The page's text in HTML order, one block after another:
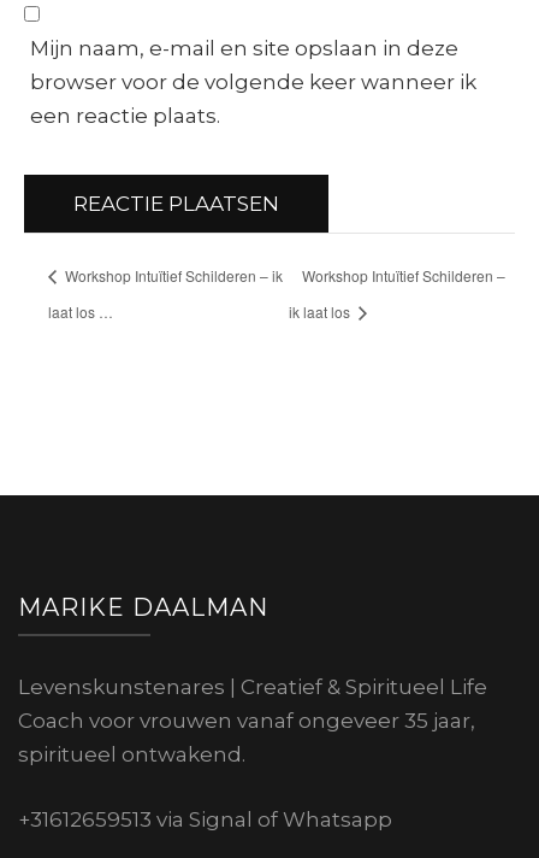
Mijn naam, e-mail en site opslaan in deze
browser voor de volgende keer wanneer ik
een reactie plaats.
Workshop Intuïtief Schilderen – ik
laat los …
Workshop Intuïtief Schilderen –
ik laat los
MARIKE DAALMAN
Levenskunstenares | Creatief & Spiritueel Life
Coach voor vrouwen vanaf ongeveer 35 jaar,
spiritueel ontwakend.
+31612659513 via Signal of Whatsapp